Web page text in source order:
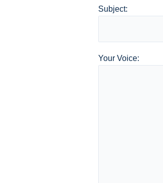
Subject:
Your Voice: